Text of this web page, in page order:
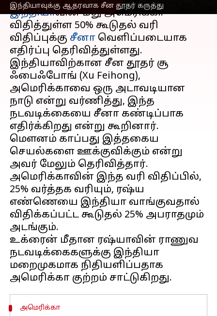
இந்தியாவுக்கு ஆதரவாக சீன தூதர் கருத்து
இந்தியாவின் மீது அமெரிக்கா
விதித்துள்ள 50% கூடுதல் வரி
விதிப்புக்கு சீனா வெளிப்படையாக
எதிர்ப்பு தெரிவித்துள்ளது.
இந்தியாவிற்கான சீன தூதர் சூ
ஃபைஃபோங் (Xu Feihong),
அமெரிக்காவை ஒரு அடாவடியான
நாடு என்று வர்ணித்து, இந்த
நடவடிக்கையை சீனா கண்டிப்பாக
எதிர்க்கிறது என்று கூறினார்.
மௌனம் காப்பது இத்தகைய
செயல்களை ஊக்குவிக்கும் என்று
அவர் மேலும் தெரிவித்தார்.
அமெரிக்காவின் இந்த வரி விதிப்பில்,
25% வர்த்தக வரியும், ரஷ்ய
எண்ணெயை இந்தியா வாங்குவதால்
விதிக்கப்பட்ட கூடுதல் 25% அபராதமும்
அடங்கும்.
உக்ரைன் மீதான ரஷ்யாவின் ராணுவ
நடவடிக்கைகளுக்கு இந்தியா
மறைமுகமாக நிதியளிப்பதாக
அமெரிக்கா